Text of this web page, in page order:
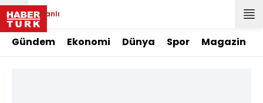
Canlı
Gündem Ekonomi Dünya Spor Magazin